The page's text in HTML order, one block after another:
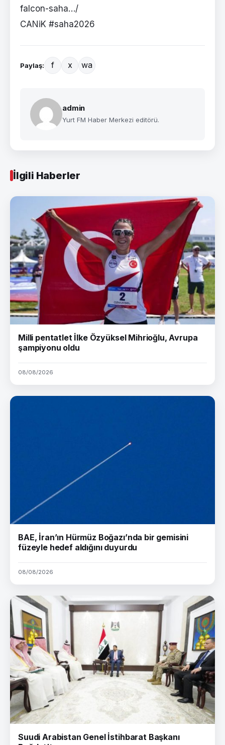
falcon-saha…/
CANiK #saha2026
Paylaş: f x wa
admin
Yurt FM Haber Merkezi editörü.
İlgili Haberler
Milli pentatlet İlke Özyüksel Mihrioğlu, Avrupa
şampiyonu oldu
08/08/2026
BAE, İran’ın Hürmüz Boğazı’nda bir gemisini
füzeyle hedef aldığını duyurdu
08/08/2026
Suudi Arabistan Genel İstihbarat Başkanı